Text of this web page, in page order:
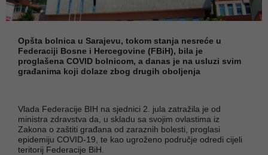
Opšta bolnica u Sarajevu, tokom stanja nesreće u
Federaciji Bosne i Hercegovine (FBiH), bila je
proglašena COVID bolnicom, a danas je na usluzi svim
građanima koji dolaze zbog drugih oboljenja
Vlada Federacije BIH na sjednici 2. jula zatražila je od
ministra zdravstva da, u skladu sa svojim ovlastima iz
Zakona o zaštiti građana od zaraznih bolesti, proglasi
epidemiju COVID-19, te kao ugroženo područje odredi cijeli
teritorij Federacije BiH.